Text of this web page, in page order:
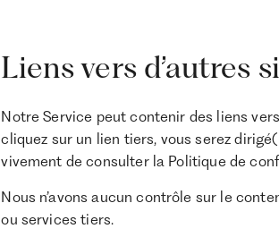
Liens vers d’autres
Notre Service peut contenir des liens
cliquez sur un lien tiers, vous serez
vivement de consulter la Politique de
Nous n’avons aucun contrôle sur le
ou services tiers.